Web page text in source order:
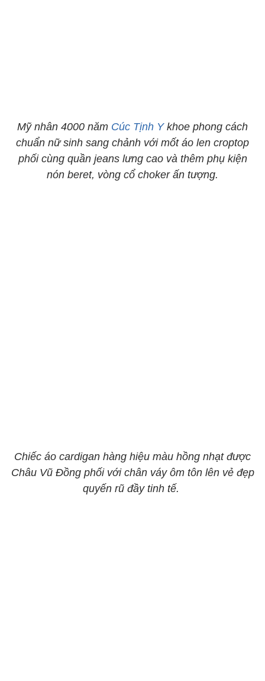
Mỹ nhân 4000 năm Cúc Tịnh Y khoe phong cách
chuẩn nữ sinh sang chảnh với mốt áo len croptop
phối cùng quần jeans lưng cao và thêm phụ kiện
nón beret, vòng cổ choker ấn tượng.
Chiếc áo cardigan hàng hiệu màu hồng nhạt được
Châu Vũ Đồng phối với chân váy ôm tôn lên vẻ đẹp
quyến rũ đầy tinh tế.